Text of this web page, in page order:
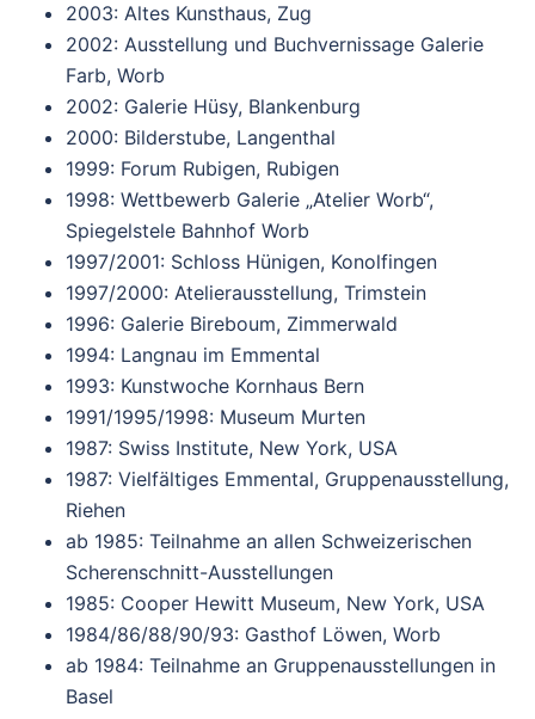
2003: Altes Kunsthaus, Zug
2002: Ausstellung und Buchvernissage Galerie
Farb, Worb
2002: Galerie Hüsy, Blankenburg
2000: Bilderstube, Langenthal
1999: Forum Rubigen, Rubigen
1998: Wettbewerb Galerie „Atelier Worb“,
Spiegelstele Bahnhof Worb
1997/2001: Schloss Hünigen, Konolfingen
1997/2000: Atelierausstellung, Trimstein
1996: Galerie Bireboum, Zimmerwald
1994: Langnau im Emmental
1993: Kunstwoche Kornhaus Bern
1991/1995/1998: Museum Murten
1987: Swiss Institute, New York, USA
1987: Vielfältiges Emmental, Gruppenausstellung,
Riehen
ab 1985: Teilnahme an allen Schweizerischen
Scherenschnitt-Ausstellungen
1985: Cooper Hewitt Museum, New York, USA
1984/86/88/90/93: Gasthof Löwen, Worb
ab 1984: Teilnahme an Gruppenausstellungen in
Basel